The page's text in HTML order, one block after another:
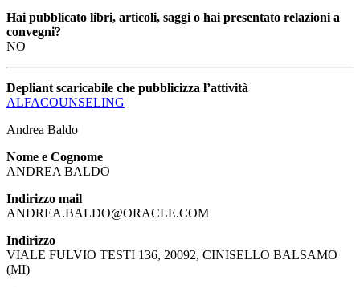
Hai pubblicato libri, articoli, saggi o hai presentato relazioni a
convegni?
NO
Depliant scaricabile che pubblicizza l’attività
ALFACOUNSELING
Andrea Baldo
Nome e Cognome
ANDREA BALDO
Indirizzo mail
ANDREA.BALDO@ORACLE.COM
Indirizzo
VIALE FULVIO TESTI 136, 20092, CINISELLO BALSAMO
(MI)